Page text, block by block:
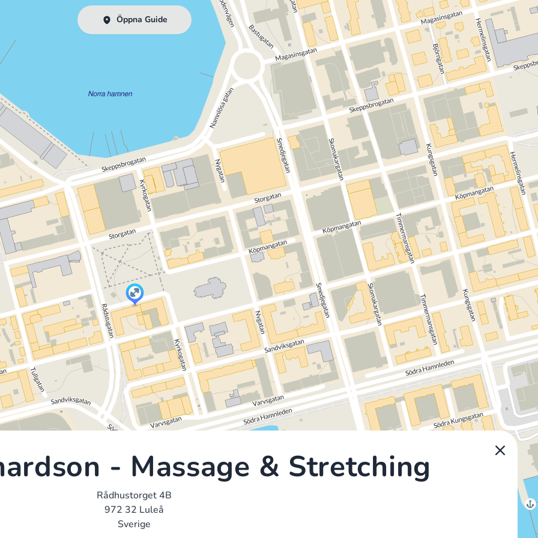
Öppna Guide
- Massage & Stretching
Rådhustorget 4B
972 32 Luleå
Sverige